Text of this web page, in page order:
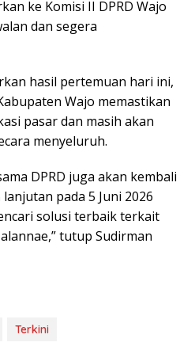
ke Komisi II DPRD Wajo
dan segera
hasil pertemuan hari ini,
Wajo memastikan
pasar dan masih akan
menyeluruh.
DPRD juga akan kembali
pada 5 Juni 2026
solusi terbaik terkait
tutup Sudirman
Terkini